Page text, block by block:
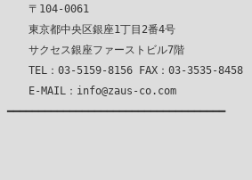
〒104-0061
東京都中央区銀座1丁目2番4号
サクセス銀座ファーストビル7階
TEL：03-5159-8156 FAX：03-3535-8458
E-MAIL：info@zaus-co.com
━━━━━━━━━━━━━━━━━━━━━━━━━━━━━━━━━━━